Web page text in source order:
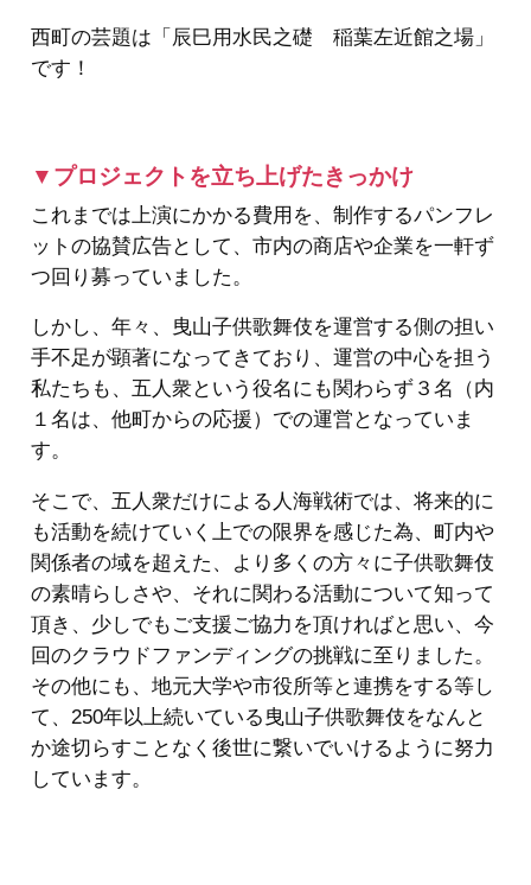
西町の芸題は「辰巳用水民之礎 稲葉左近館之場」
です！
▼プロジェクトを立ち上げたきっかけ
これまでは上演にかかる費用を、制作するパンフレ
ットの協賛広告として、市内の商店や企業を一軒ず
つ回り募っていました。
しかし、年々、曳山子供歌舞伎を運営する側の担い
手不足が顕著になってきており、運営の中心を担う
私たちも、五人衆という役名にも関わらず３名（内
１名は、他町からの応援）での運営となっていま
す。
そこで、五人衆だけによる人海戦術では、将来的に
も活動を続けていく上での限界を感じた為、町内や
関係者の域を超えた、より多くの方々に子供歌舞伎
の素晴らしさや、それに関わる活動について知って
頂き、少しでもご支援ご協力を頂ければと思い、今
回のクラウドファンディングの挑戦に至りました。
その他にも、地元大学や市役所等と連携をする等し
て、250年以上続いている曳山子供歌舞伎をなんと
か途切らすことなく後世に繋いでいけるように努力
しています。